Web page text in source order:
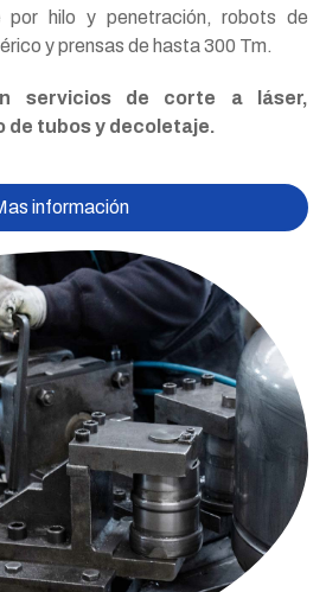
por hilo y penetración, robots de
y prensas de hasta 300 Tm.
servicios de corte a láser,
de tubos y decoletaje.
información